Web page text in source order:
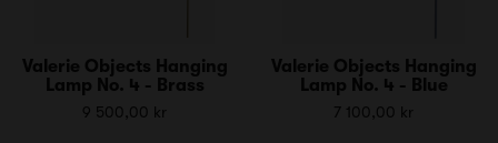
Valerie Objects Hanging
Lamp No. 4 - Brass
9 500,00 kr
Valerie Objects Hanging
Lamp No. 4 - Blue
7 100,00 kr